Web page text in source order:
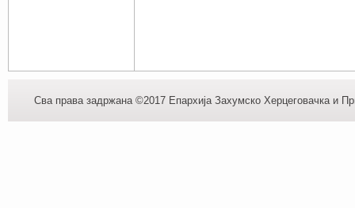
Сва права задржана ©2017 Епархија Захумско Херцеговачка и